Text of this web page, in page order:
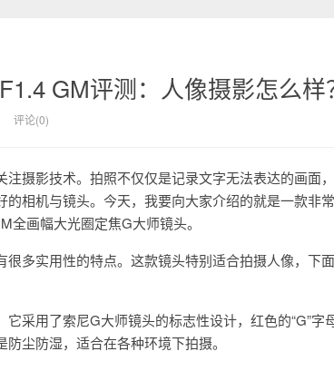
GM评测：人像摄影怎么样
评论(0)
摄影技术。拍照不仅仅是记录文字无法表达的画面
相机与镜头。今天，我要向大家介绍的就是一款非
全画幅大光圈定焦G大师镜头。
多实用性的特点。这款镜头特别适合拍摄人像，下
采用了索尼G大师镜头的标志性设计，红色的“G”字
尘防湿，适合在各种环境下拍摄。